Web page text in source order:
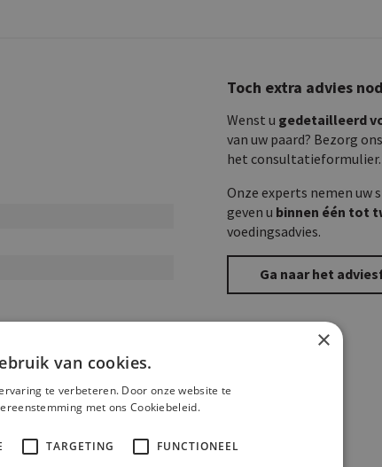
doek tussen bij
water.
Toch extra advies
Wenst u gedetailleerd
van uw paard? Bezorg
het consultatieformulier.
Onze experts nemen uw
geven u binnen één tot
voedingsadvies.
Ga naar het
×
van cookies.
te verbeteren. Door onze website te
met ons Cookiebeleid.
TARGETING FUNCTIONEEL